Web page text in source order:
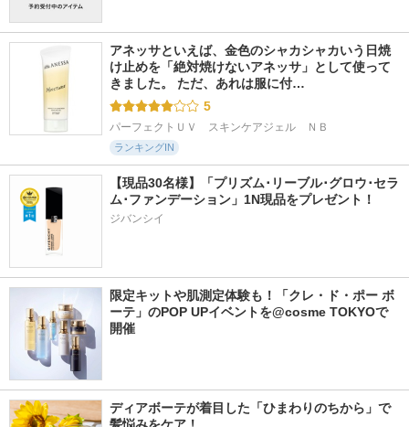
アネッサといえば、金色のシャカシャカいう日焼
け止めを「絶対焼けないアネッサ」として使って
きました。 ただ、あれは服に付…
5
パーフェクトＵＶ　スキンケアジェル　ＮＢ
ランキングIN
【現品30名様】「プリズム･リーブル･グロウ･セラ
ジバンシイ
限定キットや肌測定体験も！「クレ・ド・ポー ボ
ーテ」のPOP UPイベントを@cosme TOKYOで
開催
ディアボーテが着目した「ひまわりのちから」で